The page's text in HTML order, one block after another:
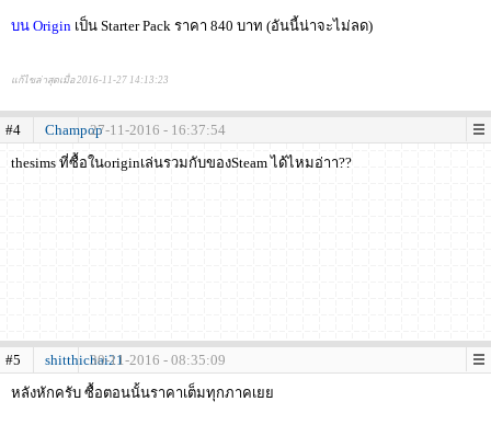
บน Origin เป็น Starter Pack ราคา 840 บาท (อันนี้น่าจะไม่ลด)
แก้ไขล่าสุดเมื่อ 2016-11-27 14:13:23
#4 Champop27-11-2016 - 16:37:54
thesims ที่ซื้อในoriginเล่นรวมกับของSteam ได้ไหมอ่าา??
#5 shitthichai2130-11-2016 - 08:35:09
หลังหักครับ ซื้อตอนนั้นราคาเต็มทุกภาคเยย